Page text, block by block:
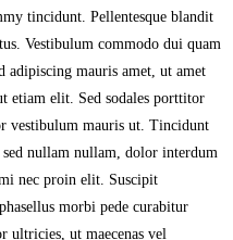
tincidunt. Pellentesque blandit
Vestibulum commodo dui quam
adipiscing mauris amet, ut amet
etiam elit. Sed sodales porttitor
vestibulum mauris ut. Tincidunt
sed nullam nullam, dolor interdum
nec proin elit. Suscipit
morbi pede curabitur
ultricies, ut maecenas vel